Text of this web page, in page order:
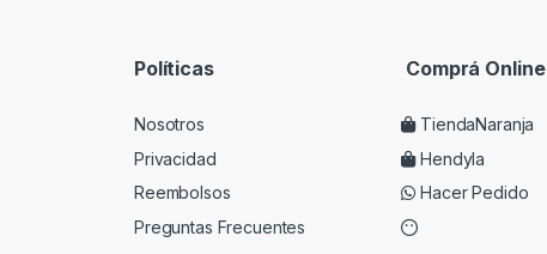
Políticas
Nosotros
Privacidad
Reembolsos
Preguntas Frecuentes
Comprá Online
TiendaNaranja
Hendyla
Hacer Pedido